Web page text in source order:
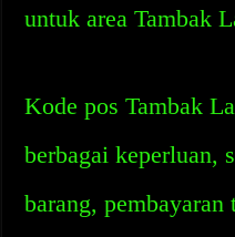
untuk area Tambak
Kode pos Tambak
berbagai keperluan,
barang,